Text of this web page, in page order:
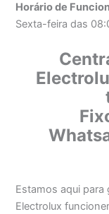
Horário de
Sexta-feira das
Estamos aqui
Electrolux